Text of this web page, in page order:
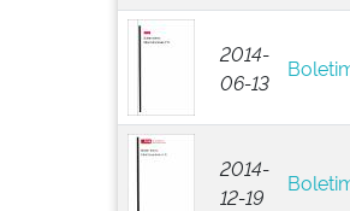
2014-
06-13
2014-
12-19